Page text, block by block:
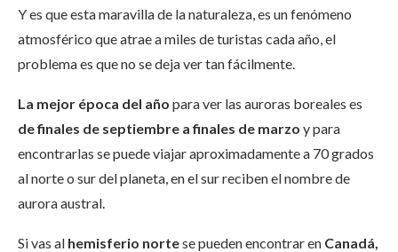
Y es que esta maravilla de la naturaleza, es un fenómeno
atmosférico que atrae a miles de turistas cada año, el
problema es que no se deja ver tan fácilmente.
La mejor época del año para ver las auroras boreales es
de finales de septiembre a finales de marzo y para
encontrarlas se puede viajar aproximadamente a 70 grados
al norte o sur del planeta, en el sur reciben el nombre de
aurora austral.
Si vas al hemisferio nortese pueden encontrar en Canadá,